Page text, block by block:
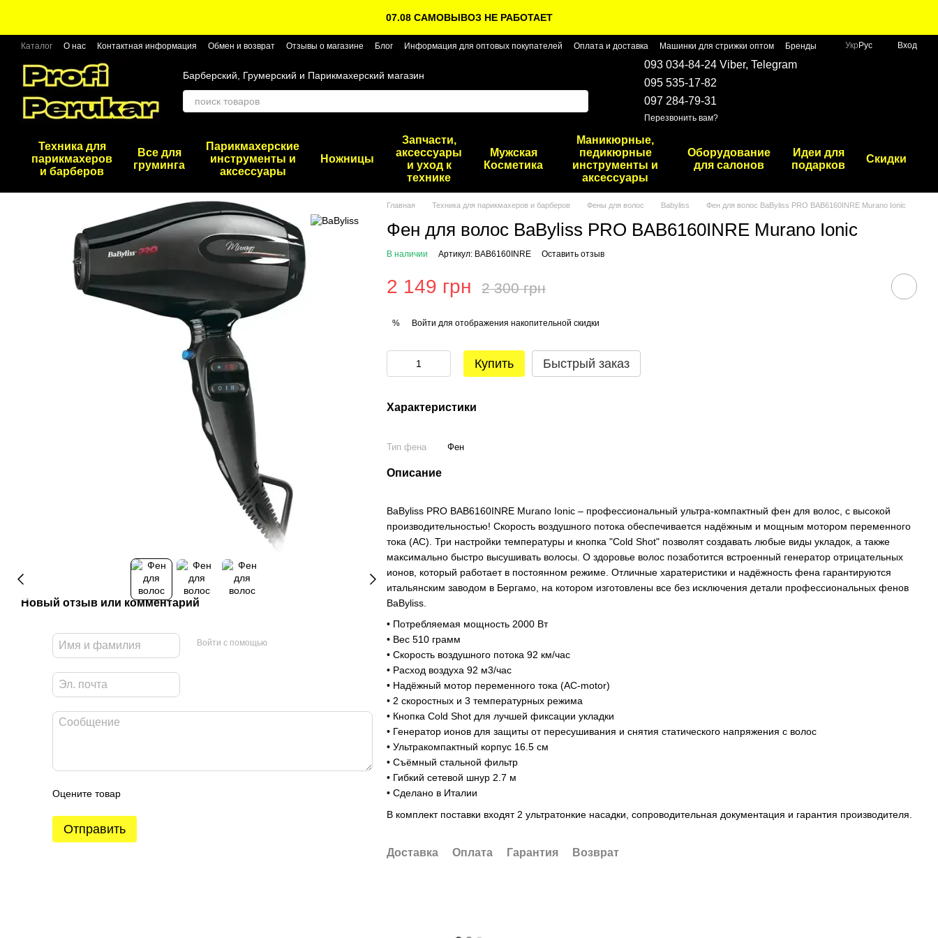
07.08 САМОВЫВОЗ НЕ РАБОТАЕТ
Каталог О нас Контактная информация Обмен и возврат Отзывы о магазине Блог Информация для оптовых покупателей Оплата и доставка Машинки для стрижки оптом Бренды Укр Рус Вход
Барберский, Грумерский и Парикмахерский магазин
093 034-84-24 Viber, Telegram
095 535-17-82
097 284-79-31
Перезвонить вам?
Техника для
парикмахеров
и барберов
Все для
груминга
Парикмахерские
инструменты и
аксессуары
Ножницы
Запчасти,
аксессуары
и уход к
технике
Мужская
Косметика
Маникюрные,
педикюрные
инструменты и
аксессуары
Оборудование
для салонов
Идеи для
подарков
Скидки
Новый отзыв или комментарий
Войти с помощью
Оцените товар
Отправить
Главная Техника для парикмахеров и барберов Фены для волос Babyliss Фен для волос BaByliss PRO BAB6160INRE Murano Ionic
Фен для волос BaByliss PRO BAB6160INRE Murano Ionic
В наличии Артикул: BAB6160INRE Оставить отзыв
2 149 грн 2 300 грн
% Войти для отображения накопительной скидки
Купить Быстрый заказ
Характеристики
Тип фена Фен
Описание
BaByliss PRO BAB6160INRE Murano Ionic – профессиональный ультра-компактный фен для волос, с высокой
производительностью! Скорость воздушного потока обеспечивается надёжным и мощным мотором переменного
тока (AC). Три настройки температуры и кнопка "Cold Shot" позволят создавать любые виды укладок, а также
максимально быстро высушивать волосы. О здоровье волос позаботится встроенный генератор отрицательных
ионов, который работает в постоянном режиме. Отличные харатеристики и надёжность фена гарантируются
итальянским заводом в Бергамо, на котором изготовлены все без исключения детали профессиональных фенов
BaByliss.
• Потребляемая мощность 2000 Вт
• Вес 510 грамм
• Скорость воздушного потока 92 км/час
• Расход воздуха 92 м3/час
• Надёжный мотор переменного тока (AC-motor)
• 2 скоростных и 3 температурных режима
• Кнопка Cold Shot для лучшей фиксации укладки
• Генератор ионов для защиты от пересушивания и снятия статического напряжения с волос
• Ультракомпактный корпус 16.5 см
• Съёмный стальной фильтр
• Гибкий сетевой шнур 2.7 м
• Сделано в Италии
В комплект поставки входят 2 ультратонкие насадки, сопроводительная документация и гарантия производителя.
Доставка Оплата Гарантия Возврат